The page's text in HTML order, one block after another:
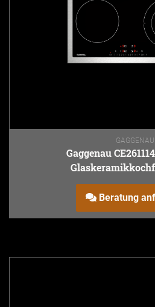
GAGGENAU
Gaggenau
Beratung